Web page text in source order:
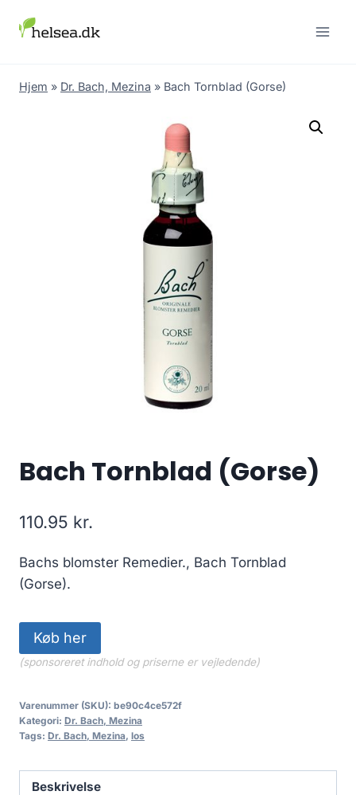
Hjem » Dr. Bach, Mezina » Bach Tornblad (Gorse)
Bach Tornblad (Gorse)
110.95 kr.
Bachs blomster Remedier., Bach Tornblad
(Gorse).
Køb her
(sponsoreret indhold og priserne er vejledende)
Varenummer (SKU): be90c4ce572f
Kategori: Dr. Bach, Mezina
Tags: Dr. Bach, Mezina, los
Beskrivelse